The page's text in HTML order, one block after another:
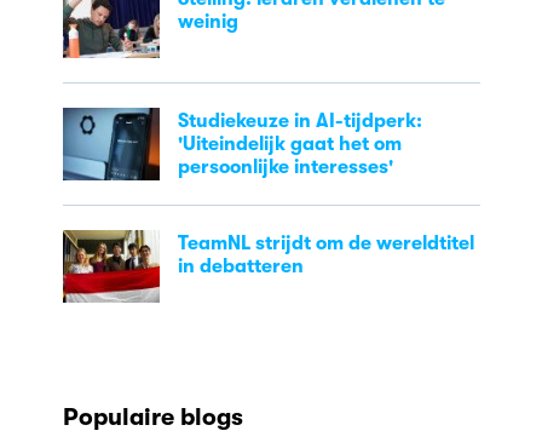
weinig
Studiekeuze in AI-tijdperk:
'Uiteindelijk gaat het om
persoonlijke interesses'
TeamNL strijdt om de wereldtitel
in debatteren
Populaire blogs